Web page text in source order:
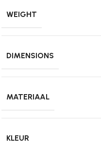
WEIGHT
DIMENSIONS
MATERIAAL
KLEUR